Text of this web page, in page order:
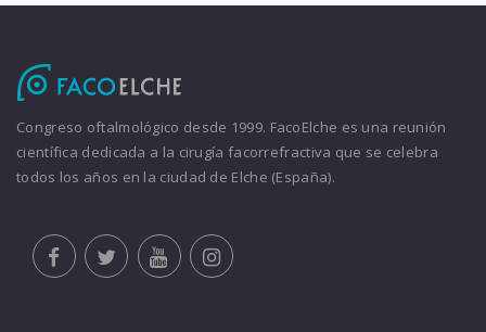
Congreso oftalmológico desde 1999. FacoElche es una reunión
científica dedicada a la cirugía facorrefractiva que se celebra
todos los años en la ciudad de Elche (España).